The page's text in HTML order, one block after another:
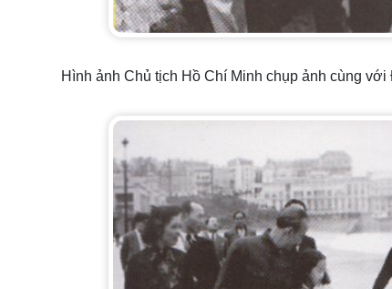
Hình ảnh Chủ tịch Hồ Chí Minh chụp ảnh cùng